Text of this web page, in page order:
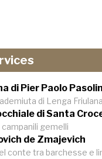
di Pier Paolo
di Lenga Friulana
di Santa
gemelli
de Zmajevich
conte tra barchesse e